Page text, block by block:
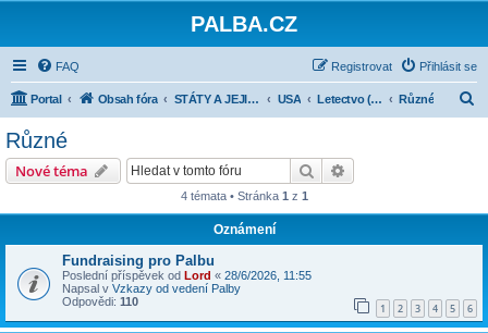
PALBA.CZ
FAQ Přihlásit se
Registrovat
Portal Obsah fóra STÁTY A JEJICH ARMÁDY 1918-1945 USA Letectvo (USAAF, USMC, USN) Různé
Různé
Nové téma Hledat
4 témata • Stránka 1 z 1
Oznámení
Fundraising pro Palbu
Poslední příspěvek od Lord « 28/6/2026, 11:55
Napsal v Vzkazy od vedení Palby
Odpovědi: 110 1 2 3 4 5 6